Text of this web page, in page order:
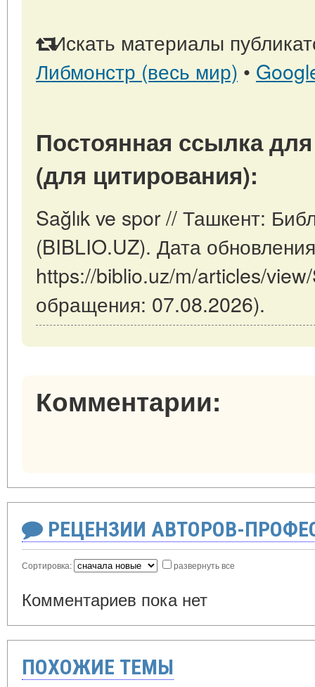
Искать материалы
Либмонстр (весь мир) •
Постоянная ссылка
(для цитирования):
Sağlık ve spor // Ташкент:
(BIBLIO.UZ). Дата
https://biblio.uz/m/articles/
обращения: 07.08.2026).
Комментарии:
РЕЦЕНЗИИ АВТОРОВ-
Сортировка: развернуть все
Комментариев пока нет
ПОХОЖИЕ ТЕМЫ